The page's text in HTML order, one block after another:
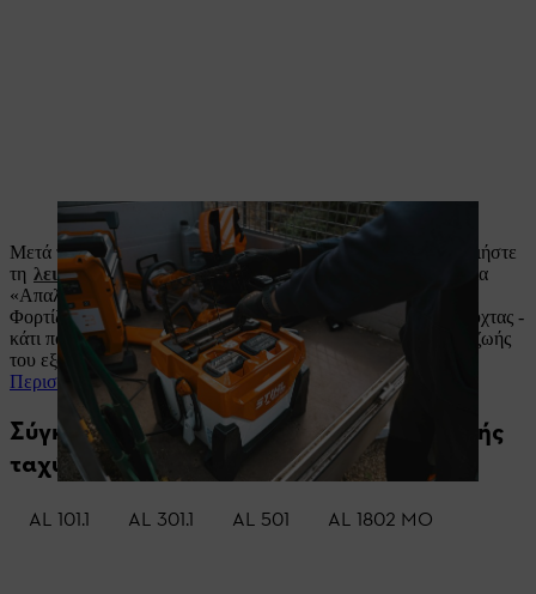
Μετά τη δουλειά, ήρθε η ώρα για απαλή φόρτιση: χρησιμοποιήστε
τη λειτουργία σύνδεσης
για να ενεργοποιήσετε τη λειτουργία
«Απαλή φόρτιση» στην μπαταρία ALLPRO AP 300.0 P C
Φορτίζει την μπαταρία ιδιαίτερα αργά κατά τη διάρκεια της νύχτας -
κάτι που προστατεύει τα στοιχεία και παρατείνει τη διάρκεια ζωής
του εξοπλισμού σας.
Περισσότερα για την καινοτόμο διαχείριση φόρτισης
Σύγκριση φορτιστών και φορτιστών υψηλής
ταχύτητας
AL 101.1 AL 301.1 AL 501 AL 1802 MO